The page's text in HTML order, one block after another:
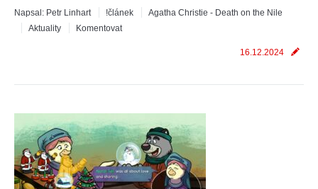
Napsal: Petr Linhart !článek
Agatha Christie - Death on the Nile
Aktuality
Komentovat
16.12.2024